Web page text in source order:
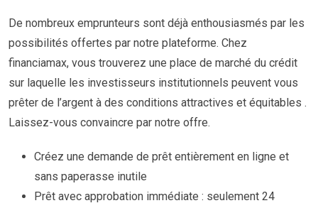
De nombreux emprunteurs sont déjà enthousiasmés par les
possibilités offertes par notre plateforme. Chez
financiamax, vous trouverez une place de marché du crédit
sur laquelle les investisseurs institutionnels peuvent vous
prêter de l’argent à des conditions attractives et équitables .
Laissez-vous convaincre par notre offre.
Créez une demande de prêt entièrement en ligne et
sans paperasse inutile
Prêt avec approbation immédiate : seulement 24